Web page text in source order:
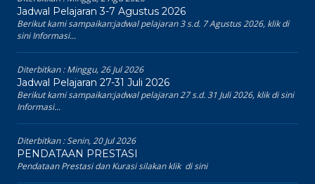
Jadwal Pelajaran 3-7 Agustus 2026
Berikut kami sampaikan:jadwal pelajaran 3 s.d. 7 Agustus 2026, klik di
sini Informasi...
Diterbitkan :Minggu, 26 Jul 2026
Jadwal Pelajaran 27-31 Juli 2026
Berikut kami sampaikan:jadwal pelajaran 27 s.d. 31 Juli 2026, klik di sini
Informasi...
Diterbitkan :Senin, 20 Jul 2026
PENDATAAN PRESTASI
Pendataan Prestasi dan Kurasi silakan klik di sini